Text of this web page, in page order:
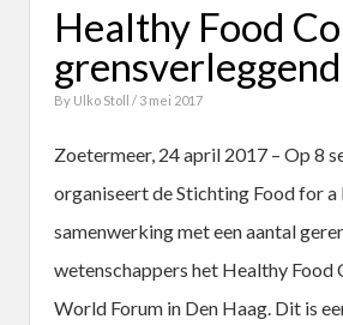
Healthy Food
grensverleggend
By Ulko Stoll / 3 mei 2017
Zoetermeer, 24 april 2017 – Op 8
organiseert de Stichting Food for
samenwerking met een aantal
wetenschappers het Healthy Food
World Forum in Den Haag. Dit is